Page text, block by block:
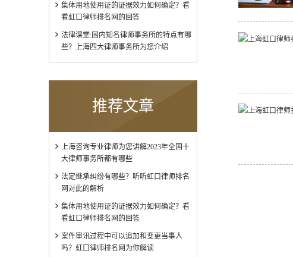
集体用地使用证的证据效力如何确定？看
看虹口律师排名网的回答
法律课堂:国内知名律师事务所的特点有哪
些？上海四大律师事务所为您介绍
推荐文章
上海咨询专业律师为您讲解2023年全国十
大律师事务所都有哪些
法定继承纠纷有哪些？听听虹口律师排名
网对此的解析
集体用地使用证的证据效力如何确定？看
看虹口律师排名网的回答
案件审讯过程中可以追加和变更当事人
吗？虹口律师排名网为你解读